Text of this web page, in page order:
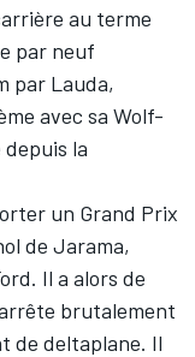
au terme
par neuf
par Lauda,
avec sa Wolf-
la
un Grand Prix
de Jarama,
Il a alors de
brutalement
de deltaplane. Il